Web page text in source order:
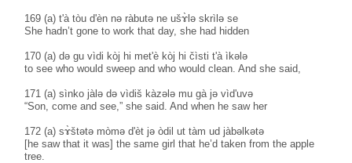
169 (a) t'à tòu d'èn nə ràbutə ne ušɤ̀lə skrìlə se
She hadn’t gone to work that day, she had hidden
170 (a) də gu vìdi kòj hi met'è kòj hi čìsti t'à ìkələ
to see who would sweep and who would clean. And she said,
171 (a) sìnko jàlə də vìdiš kàzələ mu gà jə vìd'uvə
“Son, come and see,” she said. And when he saw her
172 (a) sɤ̀štətə mòmə d'èt jə òdil ut tàm ud jàbəlkətə
[he saw that it was] the same girl that he’d taken from the apple
tree.